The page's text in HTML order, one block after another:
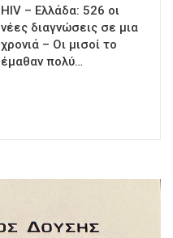
HIV – Ελλάδα: 526 οι
νέες διαγνώσεις σε μια
χρονιά – Οι μισοί το
έμαθαν πολύ…